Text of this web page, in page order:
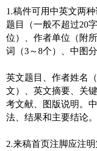
1.稿件可用中英文两
题目（一般不超过20
位）、作者单位（附
词（3～8个）、中图
英文题目、作者姓名
文）、英文摘要、关
考文献、图版说明。
法、结果和主要结论。
2.来稿首页注脚应注